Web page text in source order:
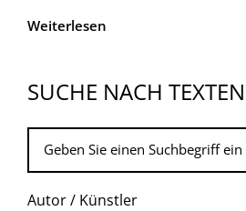
Weiterlesen
SUCHE NACH TEXTEN
Autor / Künstler